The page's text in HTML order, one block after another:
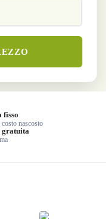
fisso
costo nascosto
gratuita